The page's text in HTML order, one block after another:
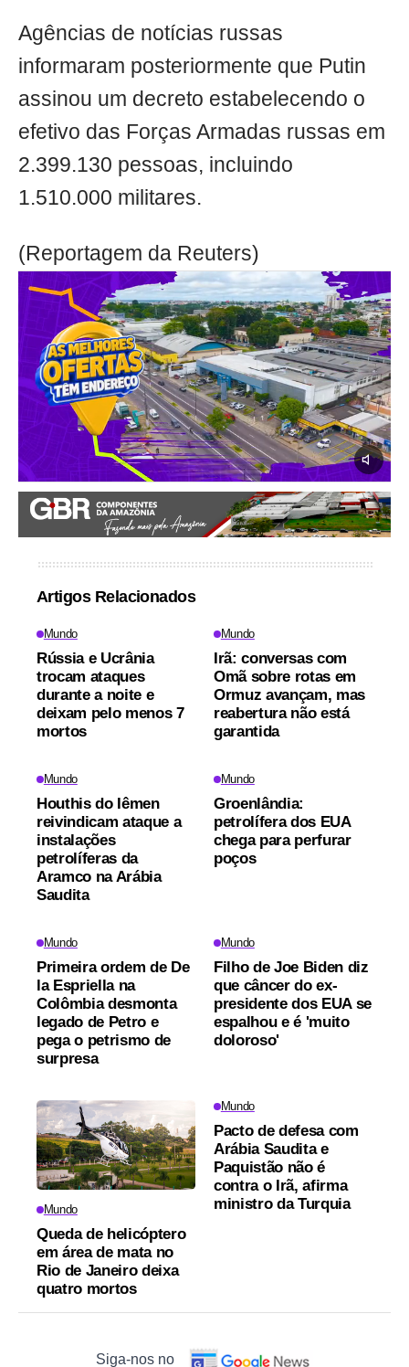
Agências de notícias russas
informaram posteriormente que Putin
assinou um decreto estabelecendo o
efetivo das Forças Armadas russas em
2.399.130 pessoas, incluindo
1.510.000 militares.
(Reportagem da Reuters)
Artigos Relacionados
Mundo
Rússia e Ucrânia
trocam ataques
durante a noite e
deixam pelo menos 7
mortos
Mundo
Irã: conversas com
Omã sobre rotas em
Ormuz avançam, mas
reabertura não está
garantida
Mundo
Houthis do Iêmen
reivindicam ataque a
instalações
petrolíferas da
Aramco na Arábia
Saudita
Mundo
Groenlândia:
petrolífera dos EUA
chega para perfurar
poços
Mundo
Primeira ordem de De
la Espriella na
Colômbia desmonta
legado de Petro e
pega o petrismo de
surpresa
Mundo
Filho de Joe Biden diz
que câncer do ex-
presidente dos EUA se
espalhou e é 'muito
doloroso'
Mundo
Queda de helicóptero
em área de mata no
Rio de Janeiro deixa
quatro mortos
Mundo
Pacto de defesa com
Arábia Saudita e
Paquistão não é
contra o Irã, afirma
ministro da Turquia
Siga-nos no